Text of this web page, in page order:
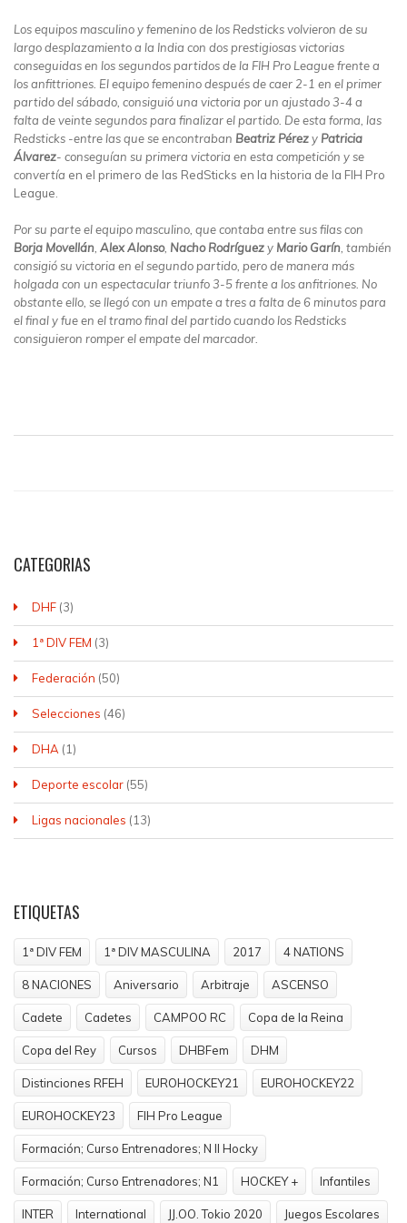
Los equipos masculino y femenino de los Redsticks volvieron de su
largo desplazamiento a la India con dos prestigiosas victorias
conseguidas en los segundos partidos de la FIH Pro League frente a
los anfittriones. El equipo femenino después de caer 2-1 en el primer
partido del sábado, consiguió una victoria por un ajustado 3-4 a
falta de veinte segundos para finalizar el partido. De esta forma, las
Redsticks -entre las que se encontraban Beatriz Pérezy Patricia
Álvarez- conseguían su primera victoria en esta competición y se
convertía en el primero de las RedSticks en la historia de la FIH Pro
League.
Por su parte el equipo masculino, que contaba entre sus filas con
Borja Movellán Alex Alonso, Nacho Rodríguezy Mario Garín , también
consigió su victoria en el segundo partido, pero de manera más
holgada con un espectacular triunfo 3-5 frente a los anfitriones. No
obstante ello, se llegó con un empate a tres a falta de 6 minutos para
el final y fue en el tramo final del partido cuando los Redsticks
consiguieron romper el empate del marcador.
CATEGORIAS
DHF (3)
1ª DIV FEM (3)
Federación (50)
Selecciones (46)
DHA (1)
Deporte escolar (55)
Ligas nacionales (13)
ETIQUETAS
1ª DIV FEM 1ª DIV MASCULINA 2017 4 NATIONS
8 NACIONES Aniversario Arbitraje ASCENSO
Cadete Cadetes CAMPOO RC Copa de la Reina
Copa del Rey Cursos DHBFem DHM
Distinciones RFEH EUROHOCKEY21 EUROHOCKEY22
EUROHOCKEY23 FIH Pro League
Formación; Curso Entrenadores; N II Hocky
Formación; Curso Entrenadores; N1 HOCKEY + Infantiles
INTER International JJ.OO. Tokio 2020 Juegos Escolares